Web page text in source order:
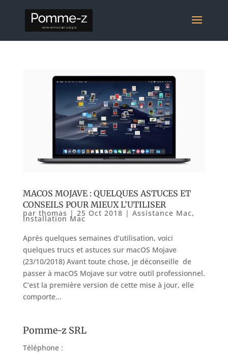
MACOS MOJAVE : QUELQUES ASTUCES ET
CONSEILS POUR MIEUX L’UTILISER
par thomas | 25 Oct 2018 | Assistance Mac,
Installation Mac
Après quelques semaines d’utilisation, voici
quelques trucs et astuces sur macOS Mojave
(23/10/2018) Avant toute chose, je déconseille de
passer à macOS Mojave sur votre outil professionnel.
C’est la première version de cette mise à jour, elle
comporte...
Pomme-z SRL
Téléphone :